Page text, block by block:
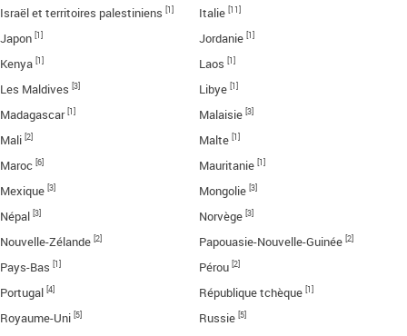
Israël et territoires palestiniens [1] Italie [11]
Japon [1] Jordanie [1]
Kenya [1] Laos [1]
Les Maldives [3] Libye [1]
Madagascar [1] Malaisie [3]
Mali [2] Malte [1]
Maroc [6] Mauritanie [1]
Mexique [3] Mongolie [3]
Népal [3] Norvège [3]
Nouvelle-Zélande [2] Papouasie-Nouvelle-Guinée [2]
Pays-Bas [1] Pérou [2]
Portugal [4] République tchèque [1]
Royaume-Uni [5] Russie [5]